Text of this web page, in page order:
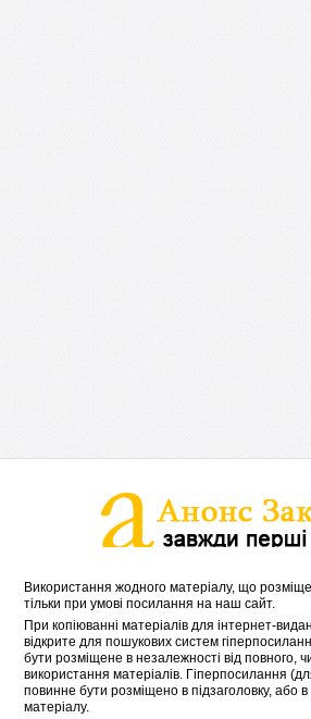
Використання жодного матеріалу, що
тільки при умові посилання на наш сайт.
При копіюванні матеріалів для інтернет-
відкрите для пошукових систем
бути розміщене в незалежності від повного,
використання матеріалів. Гіперпосилання
повинне бути розміщено в підзаголовку, або
матеріалу.